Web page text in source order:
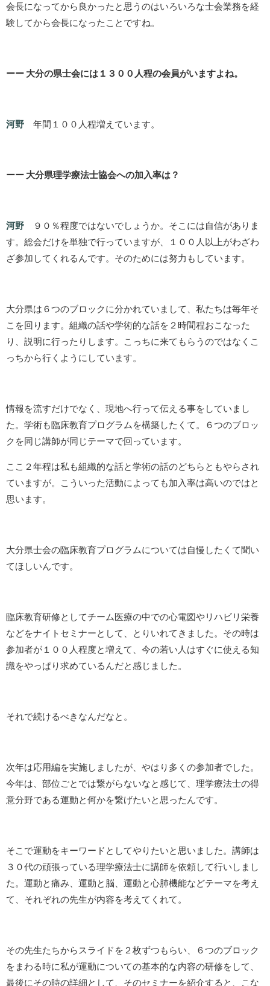
会長になってから良かったと思うのはいろいろな士会業務を経
験してから会長になったことですね。
ーー 大分の県士会には１３００人程の会員がいますよね。
河野 年間１００人程増えています。
ーー 大分県理学療法士協会への加入率は？
河野
９０％程度ではないでしょうか。そこには自信がありま
す。総会だけを単独で行っていますが、１００人以上がわざわ
ざ参加してくれるんです。そのためには努力もしています。
大分県は６つのブロックに分かれていまして、私たちは毎年そ
こを回ります。組織の話や学術的な話を２時間程おこなった
り、説明に行ったりします。こっちに来てもらうのではなくこ
っちから行くようにしています。
情報を流すだけでなく、現地へ行って伝える事をしていまし
た。学術も臨床教育プログラムを構築したくて。６つのブロッ
クを同じ講師が同じテーマで回っています。
ここ２年程は私も組織的な話と学術の話のどちらともやらされ
ていますが。こういった活動によっても加入率は高いのではと
思います。
大分県士会の臨床教育プログラムについては自慢したくて聞い
てほしいんです。
臨床教育研修としてチーム医療の中での心電図やリハビリ栄養
などをナイトセミナーとして、とりいれてきました。その時は
参加者が１００人程度と増えて、今の若い人はすぐに使える知
識をやっぱり求めているんだと感じました。
それで続けるべきなんだなと。
次年は応用編を実施しましたが、やはり多くの参加者でした。
今年は、部位ごとでは繋がらないなと感じて、理学療法士の得
意分野である運動と何かを繋げたいと思ったんです。
そこで運動をキーワードとしてやりたいと思いました。講師は
３０代の頑張っている理学療法士に講師を依頼して行いしまし
た。運動と痛み、運動と脳、運動と心肺機能などテーマを考え
て、それぞれの先生が内容を考えてくれて。
その先生たちからスライドを２枚ずつもらい、６つのブロック
をまわる時に私が運動についての基本的な内容の研修をして、
最後にその時の詳細として、そのセミナーを紹介すると、こな